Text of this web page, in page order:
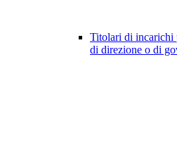
Titolari di incarichi
di direzione o di